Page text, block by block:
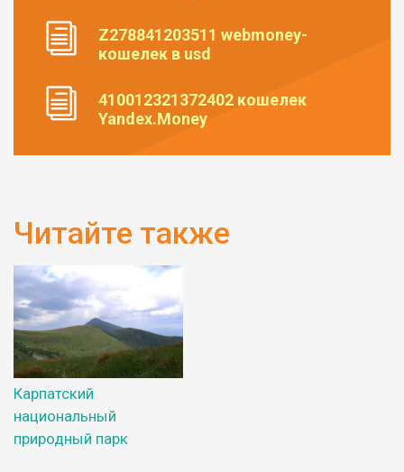
Z278841203511 webmoney-
кошелек в usd
410012321372402 кошелек
Yandex.Money
Читайте также
Карпатский
национальный
природный парк